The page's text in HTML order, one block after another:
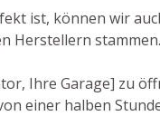
ist, können wir
Herstellern stammen.
Ihre Garage] zu
einer halben